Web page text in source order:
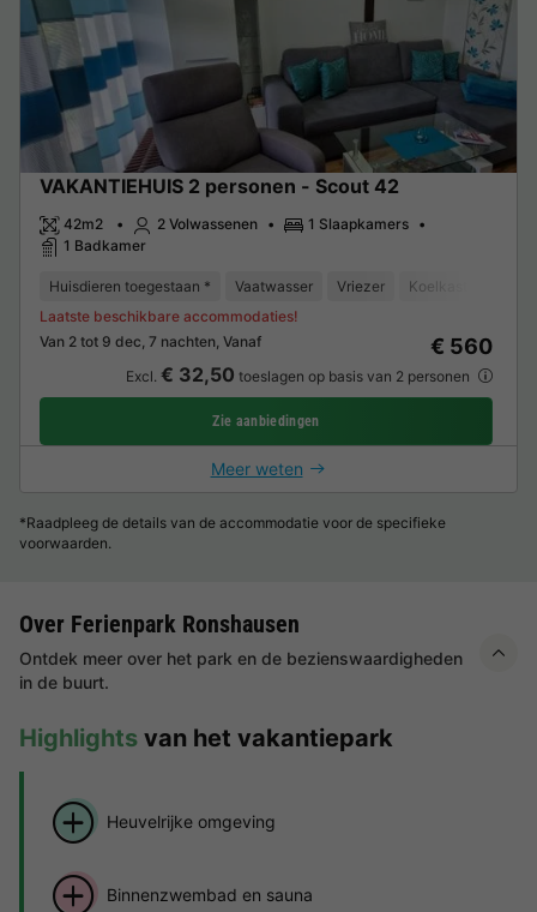
VAKANTIEHUIS 2 personen - Scout 42
42m2 2 Volwassenen
1 Slaapkamers
1 Badkamer
Huisdieren toegestaan * Vaatwasser Vriezer Koelkast
Van 2 tot 9 dec, 7 nachten, Vanaf
Laatste beschikbare accommodaties!
€ 560
Excl. € 32,50 toeslagen op basis van 2 personen
Zie aanbiedingen
Meer weten
*Raadpleeg de details van de accommodatie voor de specifieke
voorwaarden.
Over Ferienpark Ronshausen
Ontdek meer over het park en de bezienswaardigheden
in de buurt.
Highlights van het vakantiepark
Heuvelrijke omgeving
Binnenzwembad en sauna